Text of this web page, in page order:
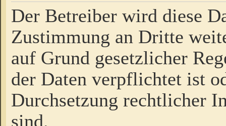
Der Betreiber wird diese
Zustimmung an Dritte
auf Grund gesetzlicher
der Daten verpflichtet ist
Durchsetzung rechtlicher
sind.